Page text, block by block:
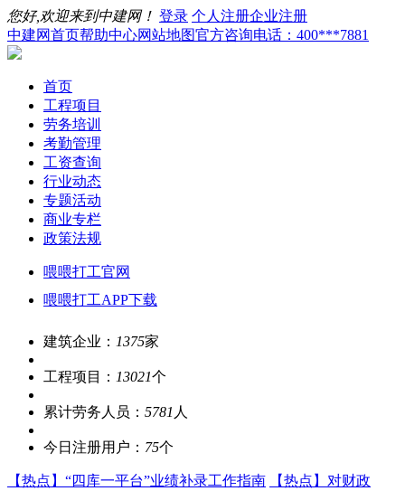
您好,欢迎来到中建网！ 登录 个人注册企业注册
中建网首页帮助中心网站地图官方咨询电话：400***7881
首页
工程项目
劳务培训
考勤管理
工资查询
行业动态
专题活动
商业专栏
政策法规
喂喂打工官网
喂喂打工APP下载
建筑企业： 1375家
工程项目： 13021个
累计劳务人员： 5781 人
今日注册用户： 75个
【热点】 “四库一平台”业绩补录工作指南 【热点】 对财政